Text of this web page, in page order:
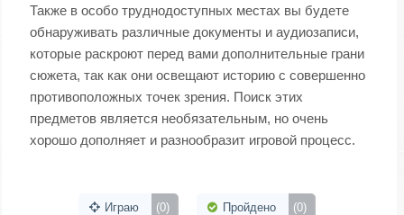
Также в особо труднодоступных местах вы будете
обнаруживать различные документы и аудиозаписи,
которые раскроют перед вами дополнительные грани
сюжета, так как они освещают историю с совершенно
противоположных точек зрения. Поиск этих
предметов является необязательным, но очень
хорошо дополняет и разнообразит игровой процесс.
Играю (0) Пройдено (0)